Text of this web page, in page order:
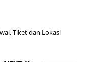
Tiket dan Lokasi